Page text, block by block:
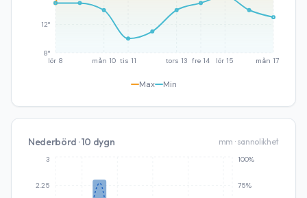
lör 8 mån 10 tis 11 tors 13 fre 14 lör 15 mån 17
8°
12°
Max Min
Nederbörd · 10 dygn mm · sannolikhet
2.25
3
75%
100%